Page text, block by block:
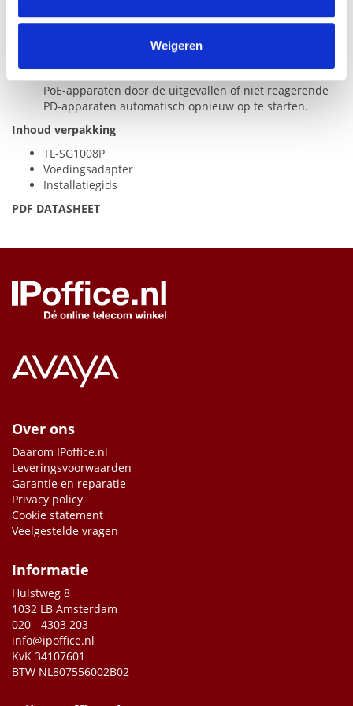
Weigeren
poorten.
Tot 250m data- en stroomoverdrachtsbereik in Extend
PoE Auto Recovery garandeert een stabiele werking van
PoE-apparaten door de uitgevallen of niet reagerende
PD-apparaten automatisch opnieuw op te starten.
Inhoud verpakking
TL-SG1008P
Voedingsadapter
Installatiegids
PDF DATASHEET
Over ons
Daarom IPoffice.nl
Leveringsvoorwaarden
Garantie en reparatie
Privacy policy
Cookie statement
Veelgestelde vragen
Informatie
Hulstweg 8
1032 LB Amsterdam
020 - 4303 203
info@ipoffice.nl
KvK 34107601
BTW NL807556002B02